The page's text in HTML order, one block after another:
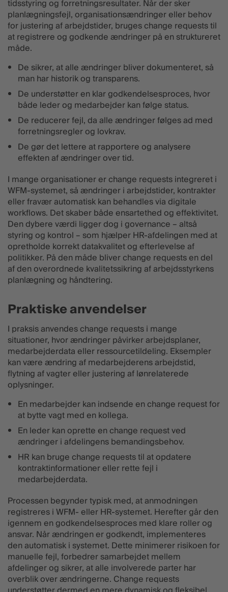
tidsstyring og forretningsresultater. Når der sker
planlægningsfejl, organisationsændringer eller behov
for justering af arbejdstider, bruges change requests til
at registrere og godkende ændringer på en struktureret
måde.
De sikrer, at alle ændringer bliver dokumenteret, så
man har historik og transparens.
De understøtter en klar godkendelsesproces, hvor
både leder og medarbejder kan følge status.
De reducerer fejl, da alle ændringer følges ad med
forretningsregler og lovkrav.
De gør det lettere at rapportere og analysere
effekten af ændringer over tid.
I mange organisationer er change requests integreret i
WFM-systemet, så ændringer i arbejdstider, kontrakter
eller fravær automatisk kan behandles via digitale
workflows. Det skaber både ensartethed og effektivitet.
Den dybere værdi ligger dog i governance – altså
styring og kontrol – som hjælper HR-afdelingen med at
opretholde korrekt datakvalitet og efterlevelse af
politikker. På den måde bliver change requests en del
af den overordnede kvalitetssikring af arbejdsstyrkens
planlægning og håndtering.
Praktiske anvendelser
I praksis anvendes change requests i mange
situationer, hvor ændringer påvirker arbejdsplaner,
medarbejderdata eller ressourcetildeling. Eksempler
kan være ændring af medarbejderens arbejdstid,
flytning af vagter eller justering af lønrelaterede
oplysninger.
En medarbejder kan indsende en change request for
at bytte vagt med en kollega.
En leder kan oprette en change request ved
ændringer i afdelingens bemandingsbehov.
HR kan bruge change requests til at opdatere
kontraktinformationer eller rette fejl i
medarbejderdata.
Processen begynder typisk med, at anmodningen
registreres i WFM- eller HR-systemet. Herefter går den
igennem en godkendelsesproces med klare roller og
ansvar. Når ændringen er godkendt, implementeres
den automatisk i systemet. Dette minimerer risikoen for
manuelle fejl, forbedrer samarbejdet mellem
afdelinger og sikrer, at alle involverede parter har
overblik over ændringerne. Change requests